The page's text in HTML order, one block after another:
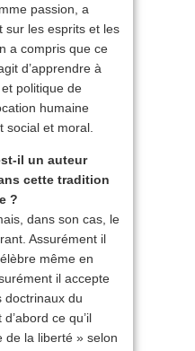
passion, a
sur les esprits et les
a compris que ce
d’apprendre à
politique de
humaine
social et moral.
il un auteur
cette tradition
?
dans son cas, le
Assurément il
même en
il accepte
doctrinaux du
ce qu’il
de la liberté » selon